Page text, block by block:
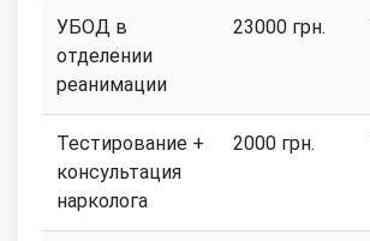
УБОД в
отделении
реанимации
23000 грн.
Тестирование +
консультация
нарколога
2000 грн.